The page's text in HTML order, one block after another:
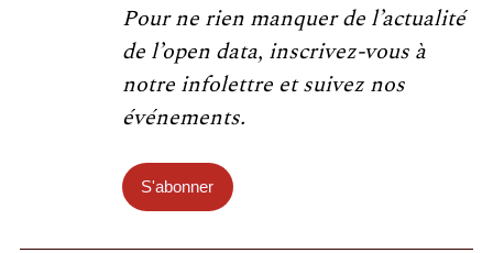
Pour ne rien manquer de l’actualité
de l’open data, inscrivez-vous à
notre infolettre et suivez nos
événements.
S'abonner